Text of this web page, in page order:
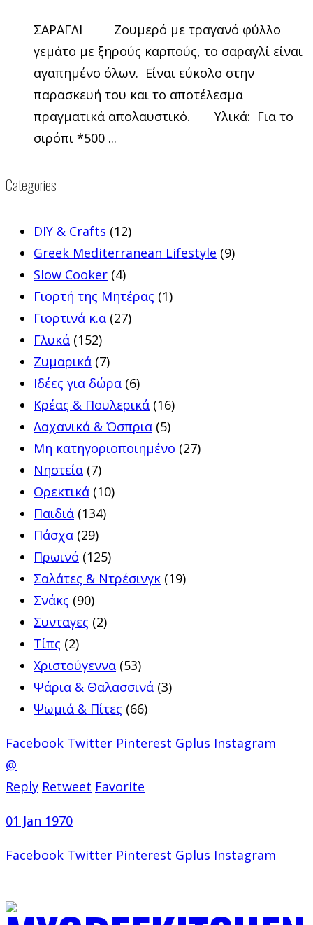
ΣΑΡΑΓΛΙ Ζουμερό με τραγανό φύλλο
γεμάτο με ξηρούς καρπούς, το σαραγλί είναι
αγαπημένο όλων. Είναι εύκολο στην
παρασκευή του και το αποτέλεσμα
πραγματικά απολαυστικό. Υλικά: Για το
σιρόπι *500 ...
Categories
DIY & Crafts (12)
Greek Mediterranean Lifestyle (9)
Slow Cooker (4)
Γιορτή της Μητέρας (1)
Γιορτινά κ.α (27)
Γλυκά (152)
Ζυμαρικά (7)
Ιδέες για δώρα (6)
Κρέας & Πουλερικά (16)
Λαχανικά & Όσπρια (5)
Μη κατηγοριοποιημένο (27)
Νηστεία (7)
Ορεκτικά (10)
Παιδιά (134)
Πάσχα (29)
Πρωινό (125)
Σαλάτες & Ντρέσινγκ (19)
Σνάκς (90)
Συνταγες (2)
Τίπς (2)
Χριστούγεννα (53)
Ψάρια & Θαλασσινά (3)
Ψωμιά & Πίτες (66)
Facebook Twitter Pinterest Gplus Instagram
@
Reply Retweet Favorite
01 Jan 1970
Facebook Twitter Pinterest Gplus Instagram